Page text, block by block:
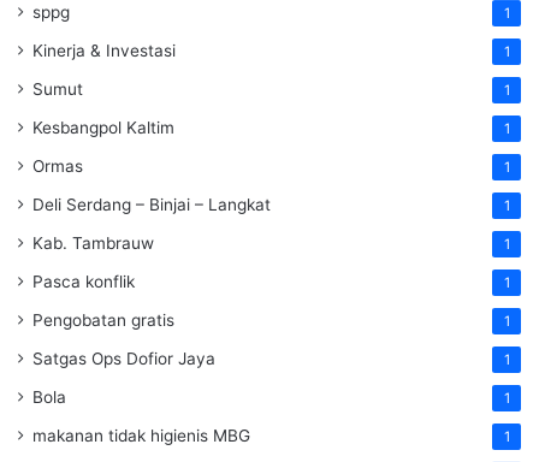
sppg 1
Kinerja & Investasi 1
Sumut 1
Kesbangpol Kaltim 1
Ormas 1
Deli Serdang – Binjai – Langkat 1
Kab. Tambrauw 1
Pasca konflik 1
Pengobatan gratis 1
Satgas Ops Dofior Jaya 1
Bola 1
makanan tidak higienis MBG 1